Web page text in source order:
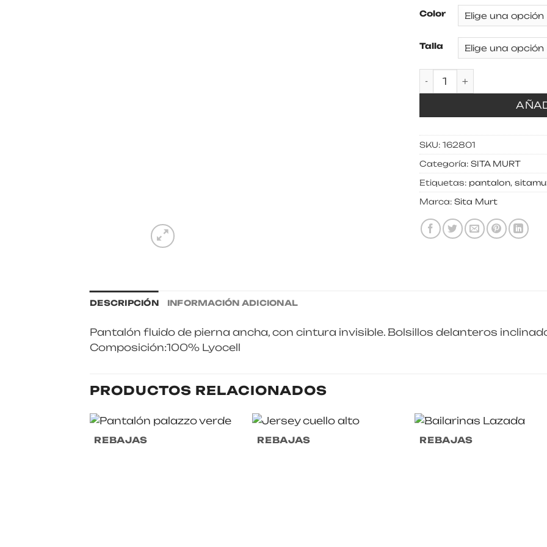
Color
Talla
Pantalón fluido pierna
SKU: 162801
Categoría: SITA MURT
Etiquetas: pantalon,
Marca: Sita Murt
DESCRIPCIÓN INFORMACIÓN ADICIONAL
Pantalón fluido de pierna ancha, con cintura invisible. Bolsillos delanteros
Composición:100% Lyocell
PRODUCTOS RELACIONADOS
REBAJAS REBAJAS REBAJAS